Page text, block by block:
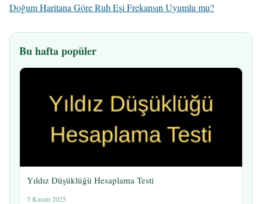
Doğum Haritana Göre Ruh Eşi Frekansın Uyumlu mu?
Bu hafta popüler
Yıldız Düşüklüğü Hesaplama Testi
5 Kasım 2025